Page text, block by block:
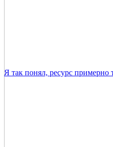
Я так понял, ресурс